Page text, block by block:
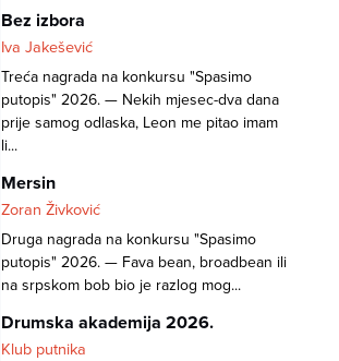
Bez izbora
Iva Jakešević
Treća nagrada na konkursu "Spasimo
putopis" 2026. — Nekih mjesec-dva dana
prije samog odlaska, Leon me pitao imam
li...
Mersin
Zoran Živković
Druga nagrada na konkursu "Spasimo
putopis" 2026. — Fava bean, broadbean ili
na srpskom bob bio je razlog mog...
Drumska akademija 2026.
Klub putnika